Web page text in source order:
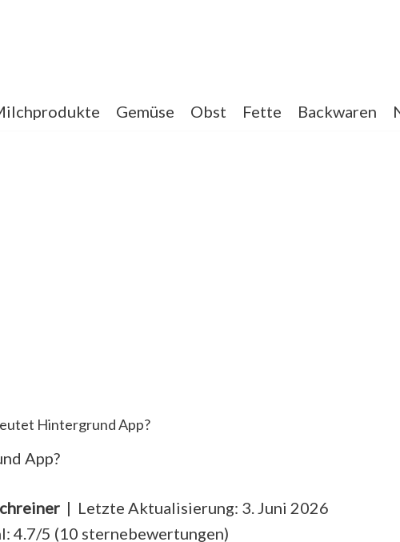
Gemüse Obst Fette Backwaren
Hintergrund App?
App?
| Letzte Aktualisierung: 3. Juni 2026
4.7/5 (10 sternebewertungen)